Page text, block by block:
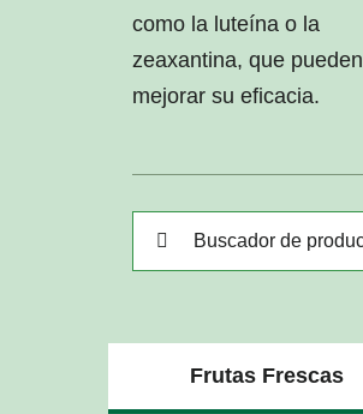
como la luteína o la
zeaxantina, que pueden
mejorar su eficacia.
Buscar:
Frutas Frescas